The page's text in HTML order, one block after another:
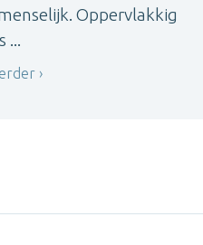
Oppervlakkig
...